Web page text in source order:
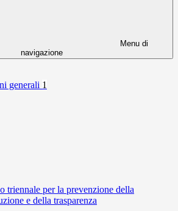
Menu di
navigazione
generali 1
triennale per la prevenzione della
e della trasparenza